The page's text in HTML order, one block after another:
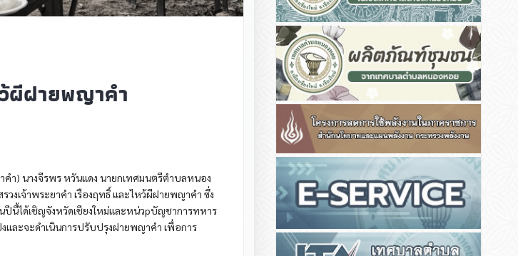
ผีฝายพญาคำ
คำ) นางจีรพร หวันแดง นายกเทศมนตรีตำบลหนอง
งเจ้าพระยาคำ เรืองฤทธิ์ และไหว้ผีฝายพญาคำ ซึ่ง
ปีนี้ได้เชิญจังหวัดเชียงใหม่และหน่วpบัญชาการทหาร
และจะดำเนินการปรับปรุงฝายพญาคำ เพื่อการ